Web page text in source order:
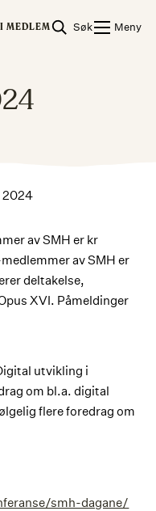
MEDLEM Søk Meny
2024
av SMH er kr
av SMH er
deltakelse,
XVI. Påmeldinger
utvikling i
om bl.a. digital
flere foredrag om
smh-dagane/